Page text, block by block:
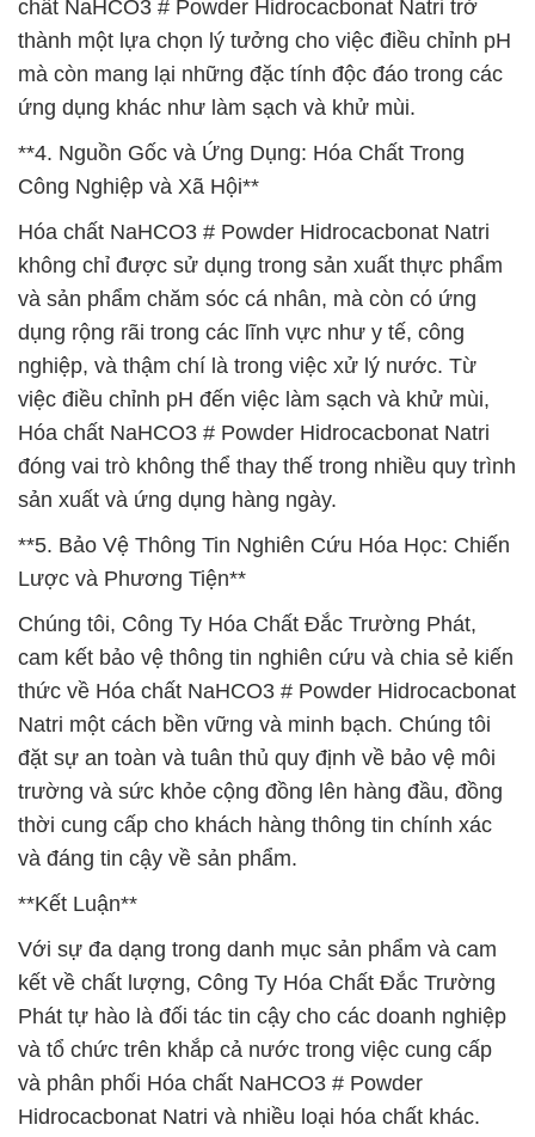
chất NaHCO3 # Powder Hidrocacbonat Natri trở
thành một lựa chọn lý tưởng cho việc điều chỉnh pH
mà còn mang lại những đặc tính độc đáo trong các
ứng dụng khác như làm sạch và khử mùi.
**4. Nguồn Gốc và Ứng Dụng: Hóa Chất Trong
Công Nghiệp và Xã Hội**
Hóa chất NaHCO3 # Powder Hidrocacbonat Natri
không chỉ được sử dụng trong sản xuất thực phẩm
và sản phẩm chăm sóc cá nhân, mà còn có ứng
dụng rộng rãi trong các lĩnh vực như y tế, công
nghiệp, và thậm chí là trong việc xử lý nước. Từ
việc điều chỉnh pH đến việc làm sạch và khử mùi,
Hóa chất NaHCO3 # Powder Hidrocacbonat Natri
đóng vai trò không thể thay thế trong nhiều quy trình
sản xuất và ứng dụng hàng ngày.
**5. Bảo Vệ Thông Tin Nghiên Cứu Hóa Học: Chiến
Lược và Phương Tiện**
Chúng tôi, Công Ty Hóa Chất Đắc Trường Phát,
cam kết bảo vệ thông tin nghiên cứu và chia sẻ kiến
thức về Hóa chất NaHCO3 # Powder Hidrocacbonat
Natri một cách bền vững và minh bạch. Chúng tôi
đặt sự an toàn và tuân thủ quy định về bảo vệ môi
trường và sức khỏe cộng đồng lên hàng đầu, đồng
thời cung cấp cho khách hàng thông tin chính xác
và đáng tin cậy về sản phẩm.
**Kết Luận**
Với sự đa dạng trong danh mục sản phẩm và cam
kết về chất lượng, Công Ty Hóa Chất Đắc Trường
Phát tự hào là đối tác tin cậy cho các doanh nghiệp
và tổ chức trên khắp cả nước trong việc cung cấp
và phân phối Hóa chất NaHCO3 # Powder
Hidrocacbonat Natri và nhiều loại hóa chất khác.